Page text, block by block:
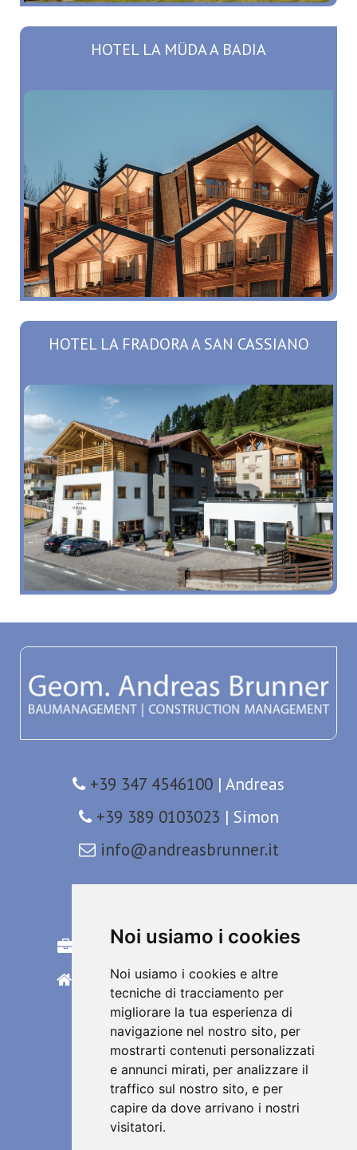
Noi usiamo i cookies
Noi usiamo i cookies e altre
tecniche di tracciamento per
migliorare la tua esperienza di
navigazione nel nostro sito, per
mostrarti contenuti personalizzati
e annunci mirati, per analizzare il
traffico sul nostro sito, e per
capire da dove arrivano i nostri
visitatori.
HOTEL LA MÜDA A BADIA
HOTEL LA FRADORA A SAN CASSIANO
+39 347 4546100 | Andreas
+39 389 0103023 | Simon
info@andreasbrunner.it
Referenze edilizia alberghiera
Referenze edilizia residenziale
Referenze ville
Chi siamo
Contatto